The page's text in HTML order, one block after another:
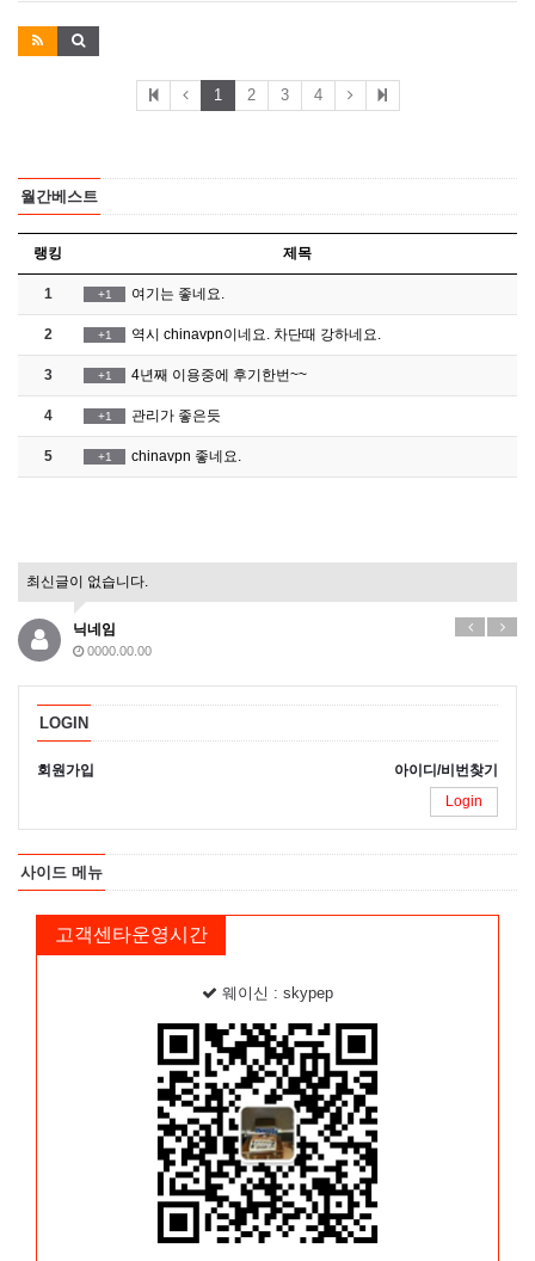
1 2 3 4
월간베스트
랭킹 제목
1 +1 여기는 좋네요.
2 +1 역시 chinavpn이네요. 차단때 강하네요.
3 +1 4년째 이용중에 후기한번~~
4 +1 관리가 좋은듯
5 +1 chinavpn 좋네요.
최신글이 없습니다.
닉네임
0000.00.00
LOGIN
회원가입
아이디/비번찾기
Login
사이드 메뉴
고객센타운영시간
웨이신 : skypep